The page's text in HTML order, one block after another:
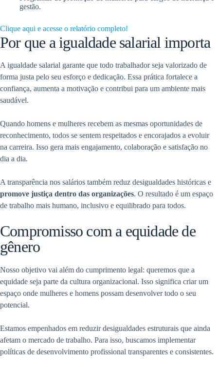
gestão.
Clique aqui e acesse o relatório completo!
Por que a igualdade salarial importa
A igualdade salarial garante que todo trabalhador seja valorizado de
forma justa pelo seu esforço e dedicação. Essa prática fortalece a
confiança, aumenta a motivação e contribui para um ambiente mais
saudável.
Quando homens e mulheres recebem as mesmas oportunidades de
reconhecimento, todos se sentem respeitados e encorajados a evoluir
na carreira. Isso gera mais engajamento, colaboração e satisfação no
dia a dia.
A transparência nos salários também reduz desigualdades históricas e
promove justiça dentro das organizações. O resultado é um espaço
de trabalho mais humano, inclusivo e equilibrado para todos.
Compromisso com a equidade de
gênero
Nosso objetivo vai além do cumprimento legal: queremos que a
equidade seja parte da cultura organizacional. Isso significa criar um
espaço onde mulheres e homens possam desenvolver todo o seu
potencial.
Estamos empenhados em reduzir desigualdades estruturais que ainda
afetam o mercado de trabalho. Para isso, buscamos implementar
políticas de desenvolvimento profissional transparentes e consistentes.